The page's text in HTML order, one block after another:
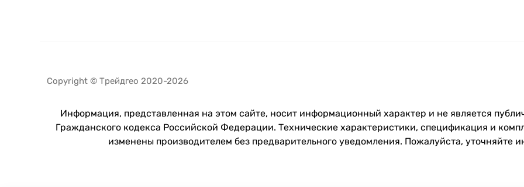
Copyright © Трейдгео 2020-2026
Информация, представленная на этом сайте, носит информационный характер и не является
Гражданского кодекса Российской Федерации. Технические характеристики, спецификация и
изменены производителем без предварительного уведомления. Пожалуйста,